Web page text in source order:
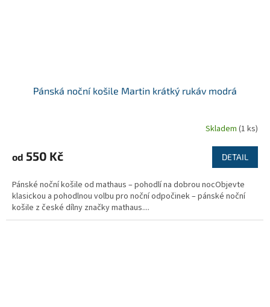
Pánská noční košile Martin krátký rukáv modrá
Skladem (1 ks)
od 550 Kč DETAIL
Pánské noční košile od mathaus – pohodlí na dobrou nocObjevte
klasickou a pohodlnou volbu pro noční odpočinek – pánské noční
košile z české dílny značky mathaus....